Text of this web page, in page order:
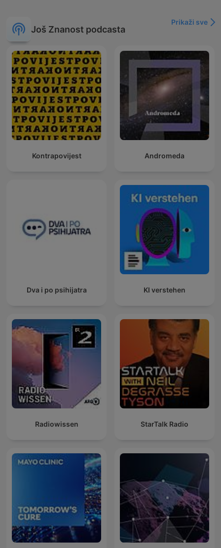
Još Znanost podcasta
Prikaži sve
Kontrapovijest Andromeda
Dva i po psihijatra KI verstehen
Radiowissen StarTalk Radio